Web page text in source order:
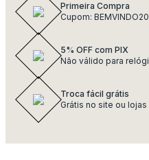
Primeira Compra
Cupom: BEMVINDO20
5% OFF com PIX
Não válido para
Troca fácil grátis
Grátis no site ou